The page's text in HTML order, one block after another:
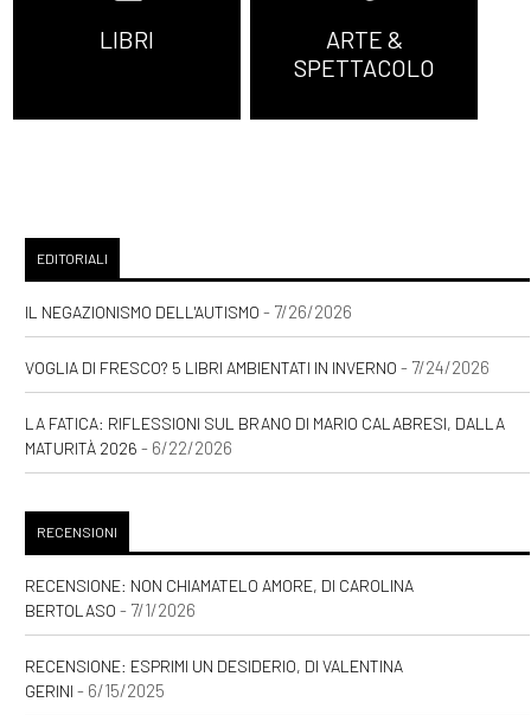
LIBRI
ARTE &
SPETTACOLO
EDITORIALI
IL NEGAZIONISMO DELL'AUTISMO - 7/26/2026
VOGLIA DI FRESCO? 5 LIBRI AMBIENTATI IN INVERNO - 7/24/2026
LA FATICA: RIFLESSIONI SUL BRANO DI MARIO CALABRESI, DALLA
MATURITÀ 2026 - 6/22/2026
RECENSIONI
RECENSIONE: NON CHIAMATELO AMORE, DI CAROLINA
BERTOLASO - 7/1/2026
RECENSIONE: ESPRIMI UN DESIDERIO, DI VALENTINA
GERINI - 6/15/2025